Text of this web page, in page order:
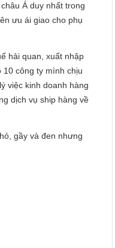
Á duy nhất trong
ưu ái giao cho phụ
hải quan, xuất nhập
10 công ty mình chịu
việc kinh doanh hàng
dịch vụ ship hàng về
gầy và đen nhưng